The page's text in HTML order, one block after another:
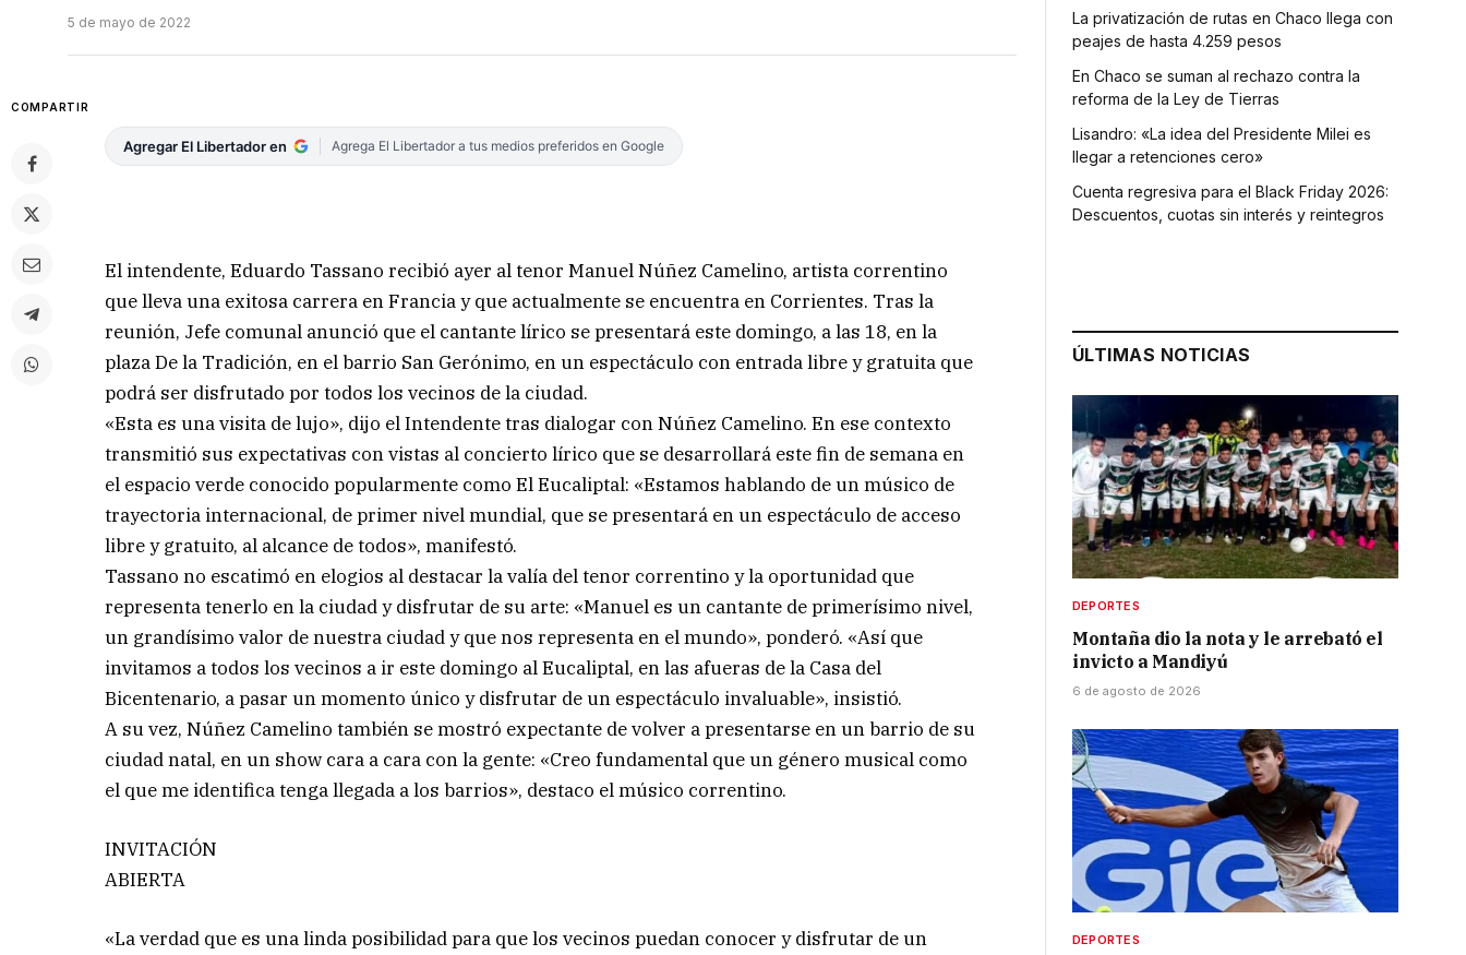
5 de mayo de 2022
COMPARTIR
Agregar El Libertador en Agrega El Libertador a tus medios preferidos en Google
El intendente, Eduardo Tassano recibió ayer al tenor Manuel Núñez Camelino, artista correntino
que lleva una exitosa carrera en Francia y que actualmente se encuentra en Corrientes. Tras la
reunión, Jefe comunal anunció que el cantante lírico se presentará este domingo, a las 18, en la
plaza De la Tradición, en el barrio San Gerónimo, en un espectáculo con entrada libre y gratuita que
podrá ser disfrutado por todos los vecinos de la ciudad.
«Esta es una visita de lujo», dijo el Intendente tras dialogar con Núñez Camelino. En ese contexto
transmitió sus expectativas con vistas al concierto lírico que se desarrollará este fin de semana en
el espacio verde conocido popularmente como El Eucaliptal: «Estamos hablando de un músico de
trayectoria internacional, de primer nivel mundial, que se presentará en un espectáculo de acceso
libre y gratuito, al alcance de todos», manifestó.
Tassano no escatimó en elogios al destacar la valía del tenor correntino y la oportunidad que
representa tenerlo en la ciudad y disfrutar de su arte: «Manuel es un cantante de primerísimo nivel,
un grandísimo valor de nuestra ciudad y que nos representa en el mundo», ponderó. «Así que
invitamos a todos los vecinos a ir este domingo al Eucaliptal, en las afueras de la Casa del
Bicentenario, a pasar un momento único y disfrutar de un espectáculo invaluable», insistió.
A su vez, Núñez Camelino también se mostró expectante de volver a presentarse en un barrio de su
ciudad natal, en un show cara a cara con la gente: «Creo fundamental que un género musical como
el que me identifica tenga llegada a los barrios», destaco el músico correntino.
INVITACIÓN
ABIERTA
«La verdad que es una linda posibilidad para que los vecinos puedan conocer y disfrutar de un
La privatización de rutas en Chaco llega con
peajes de hasta 4.259 pesos
En Chaco se suman al rechazo contra la
reforma de la Ley de Tierras
Lisandro: «La idea del Presidente Milei es
llegar a retenciones cero»
Cuenta regresiva para el Black Friday 2026:
Descuentos, cuotas sin interés y reintegros
ÚLTIMAS NOTICIAS
DEPORTES
Montaña dio la nota y le arrebató el
invicto a Mandiyú
6 de agosto de 2026
DEPORTES